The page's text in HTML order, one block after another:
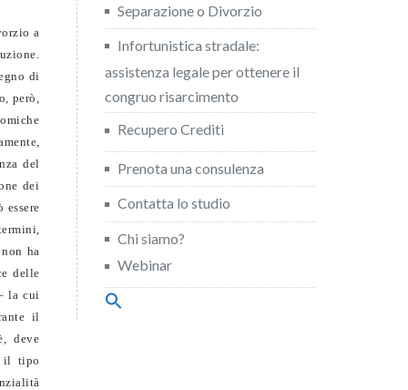
a
di
però,
del
dei
essere
ha
delle
la cui
il
deve
il tipo
Separazione o Divorzio
Infortunistica stradale:
assistenza legale per ottenere il
congruo risarcimento
Recupero Crediti
Prenota una consulenza
Contatta lo studio
Chi siamo?
Webinar